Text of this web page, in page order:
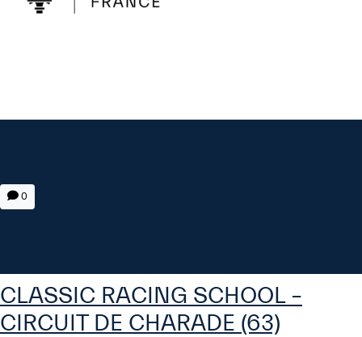
0
CLASSIC RACING SCHOOL –
CIRCUIT DE CHARADE (63)